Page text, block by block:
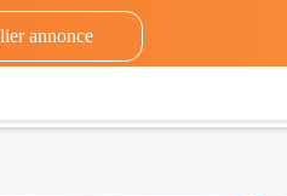
annonce